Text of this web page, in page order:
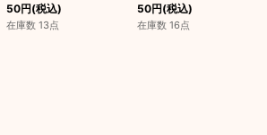
50円(税込)
在庫数 13点
50円(税込)
在庫数 16点